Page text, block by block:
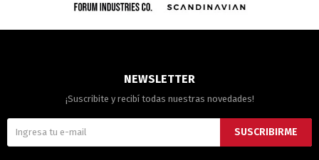
NEWSLETTER
¡Suscribite y recibí todas nuestras novedades!
SUSCRIBIRME